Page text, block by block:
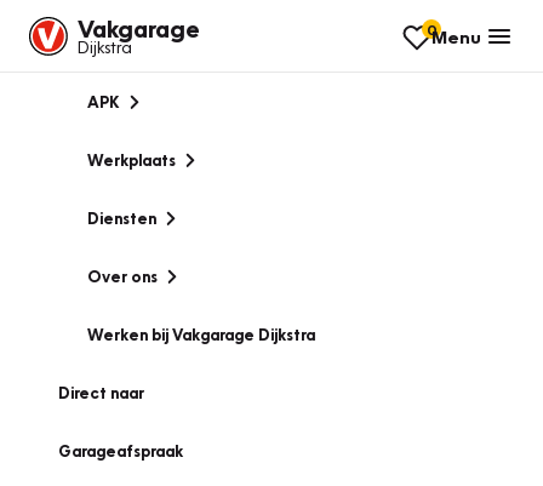
Vakgarage
Dijkstra
0Menu
APK
Werkplaats
Diensten
Over ons
Werken bij Vakgarage Dijkstra
Direct naar
Garageafspraak